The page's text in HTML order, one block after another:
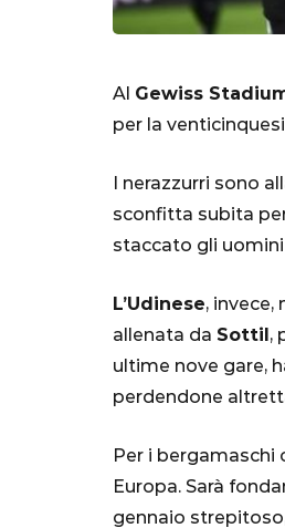
Al Gewiss
per la
I nerazzurri sono
sconfitta subita
staccato gli
L’Udinese,
allenata da Sottil,
ultime nove gare,
perdendone
Per i
Europa. Sarà
gennaio